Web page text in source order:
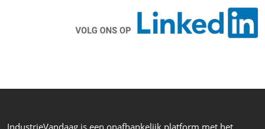
IndustrieVandaag is een onafhankelijk platform met het